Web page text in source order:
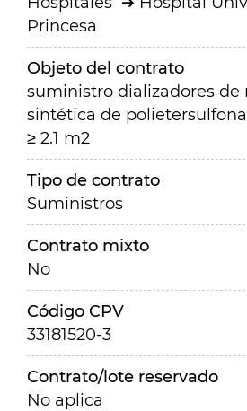
Princesa
Objeto del contrato
suministro dializadores de
sintética de
≥ 2.1 m2
Tipo de contrato
Suministros
Contrato mixto
No
Código CPV
33181520-3
Contrato/lote reservado
No aplica